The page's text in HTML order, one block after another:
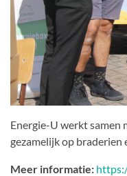
Energie-U werkt samen
gezamelijk op braderien
Meer informatie: